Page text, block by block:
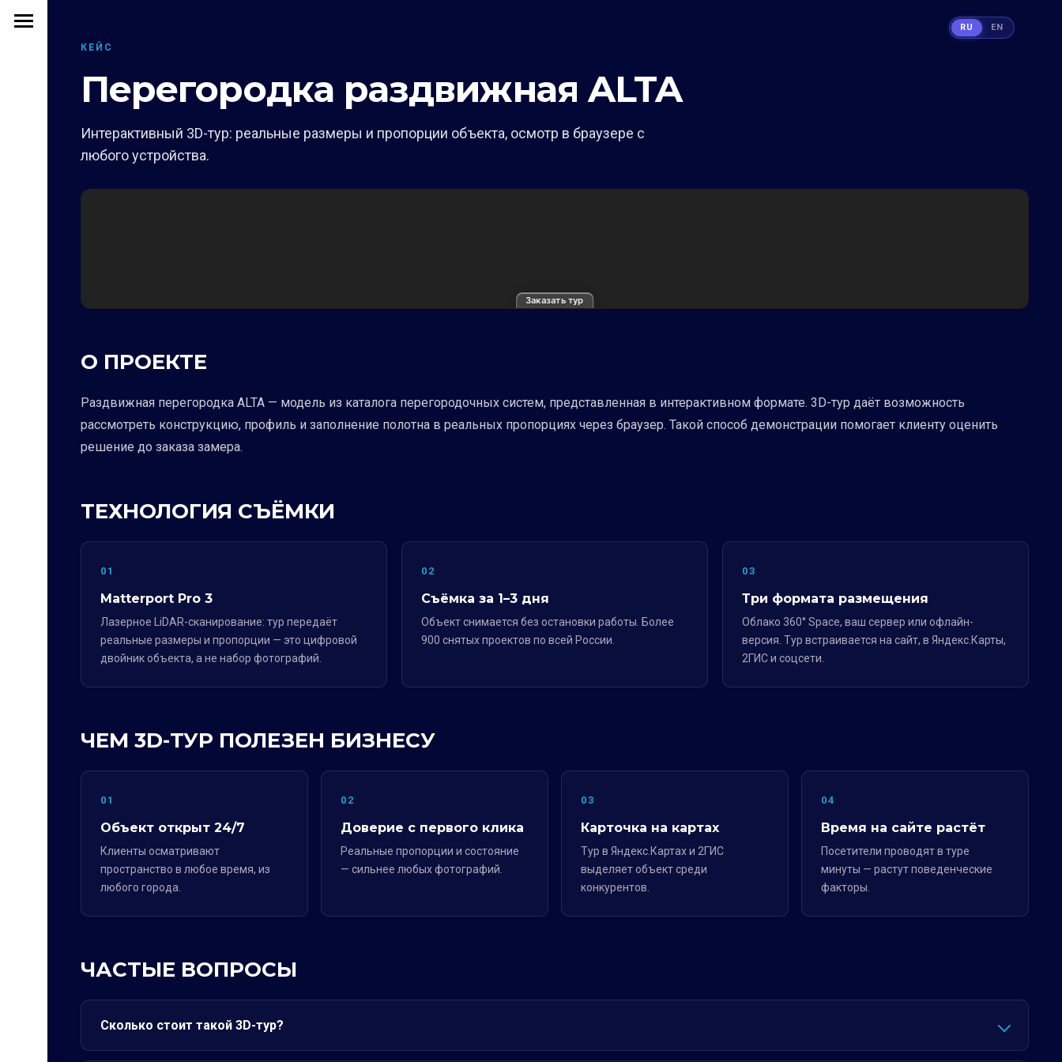
КЕЙС
Перегородка раздвижная ALTA
Интерактивный 3D-тур: реальные размеры и пропорции объекта, осмотр в браузере с
любого устройства.
Заказать тур
О ПРОЕКТЕ
Раздвижная перегородка ALTA — модель из каталога перегородочных систем, представленная в интерактивном формате. 3D-тур даёт возможность
рассмотреть конструкцию, профиль и заполнение полотна в реальных пропорциях через браузер. Такой способ демонстрации помогает клиенту оценить
решение до заказа замера.
ТЕХНОЛОГИЯ СЪЁМКИ
01
Matterport Pro 3
Лазерное LiDAR-сканирование: тур передаёт
реальные размеры и пропорции — это цифровой
двойник объекта, а не набор фотографий.
02
Съёмка за 1–3 дня
Объект снимается без остановки работы. Более
900 снятых проектов по всей России.
03
Три формата размещения
Облако 360° Space, ваш сервер или офлайн-
версия. Тур встраивается на сайт, в Яндекс.Карты,
2ГИС и соцсети.
ЧЕМ 3D-ТУР ПОЛЕЗЕН БИЗНЕСУ
01
Объект открыт 24/7
Клиенты осматривают
пространство в любое время, из
любого города.
02
Доверие с первого клика
Реальные пропорции и состояние
— сильнее любых фотографий.
03
Карточка на картах
Тур в Яндекс.Картах и 2ГИС
выделяет объект среди
конкурентов.
04
Время на сайте растёт
Посетители проводят в туре
минуты — растут поведенческие
факторы.
ЧАСТЫЕ ВОПРОСЫ
Сколько стоит такой 3D-тур?
RU EN